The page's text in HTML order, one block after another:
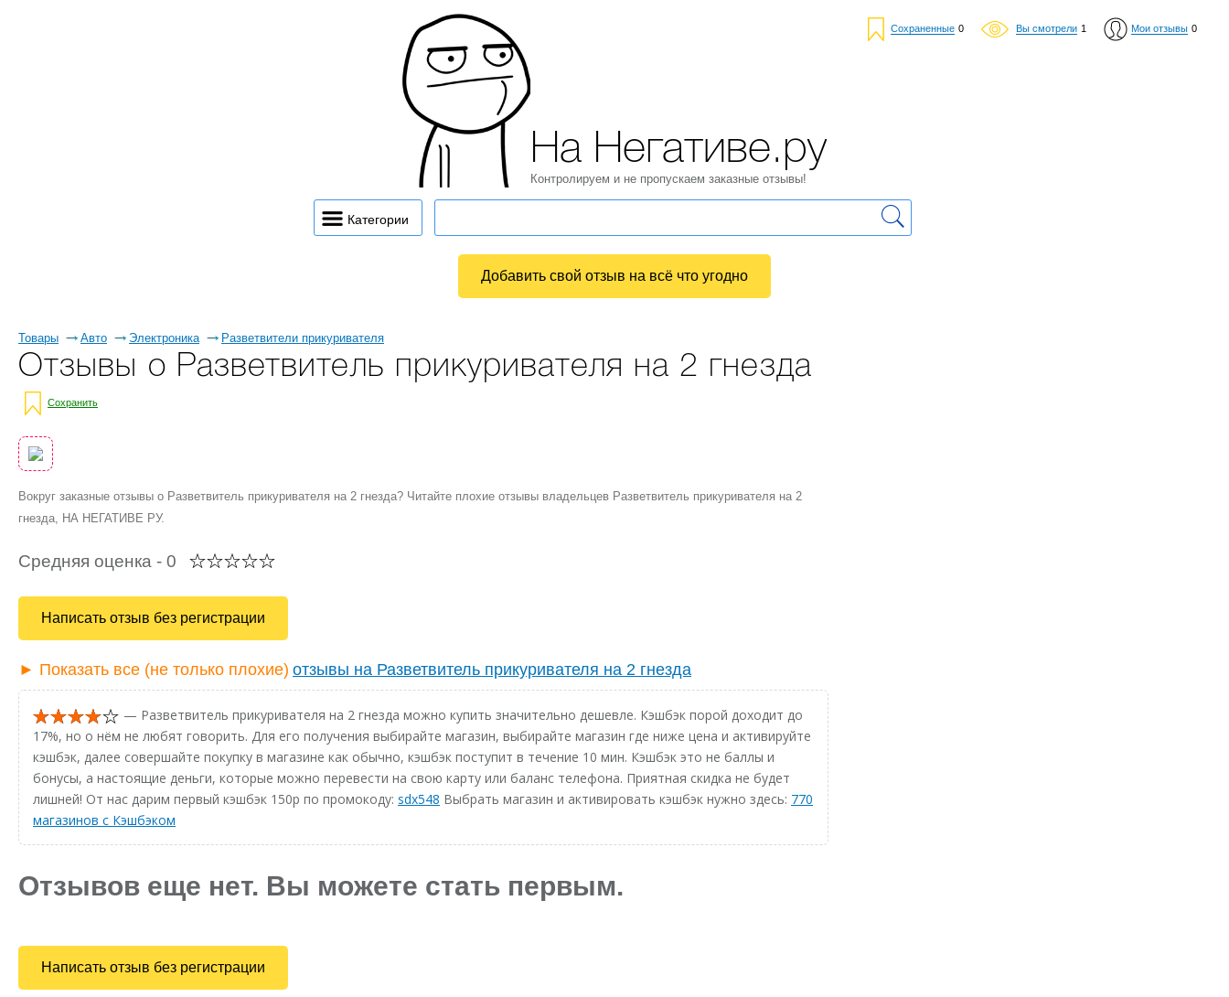
Сохраненные 0 Вы смотрели 1 Мои отзывы 0
Товары Авто Электроника Разветвители прикуривателя
Отзывы о Разветвитель прикуривателя на 2 гнезда
Сохранить
Вокруг заказные отзывы о Разветвитель прикуривателя на 2 гнезда? Читайте плохие отзывы владельцев Разветвитель прикуривателя на 2
гнезда, НА НЕГАТИВЕ РУ.
Средняя оценка - 0
Написать отзыв без регистрации
► Показать все (не только плохие) отзывы на Разветвитель прикуривателя на 2 гнезда
— Разветвитель прикуривателя на 2 гнезда можно купить значительно дешевле. Кэшбэк порой доходит до
17%, но о нём не любят говорить. Для его получения выбирайте магазин, выбирайте магазин где ниже цена и активируйте
кэшбэк, далее совершайте покупку в магазине как обычно, кэшбэк поступит в течение 10 мин. Кэшбэк это не баллы и
бонусы, а настоящие деньги, которые можно перевести на свою карту или баланс телефона. Приятная скидка не будет
лишней! От нас дарим первый кэшбэк 150р по промокоду: sdx548 Выбрать магазин и активировать кэшбэк нужно здесь: 770
магазинов с Кэшбэком
Отзывов еще нет. Вы можете стать первым.
Написать отзыв без регистрации
На Негативе.ру
Контролируем и не пропускаем заказные отзывы!
Категории
Добавить свой отзыв на всё что угодно